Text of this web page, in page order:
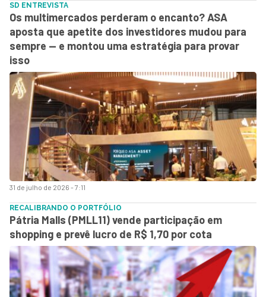
31 de julho de 2026 - 7:11
SD ENTREVISTA
Os multimercados perderam o encanto? ASA
aposta que apetite dos investidores mudou para
sempre — e montou uma estratégia para provar
isso
RECALIBRANDO O PORTFÓLIO
Pátria Malls (PMLL11) vende participação em
shopping e prevê lucro de R$ 1,70 por cota